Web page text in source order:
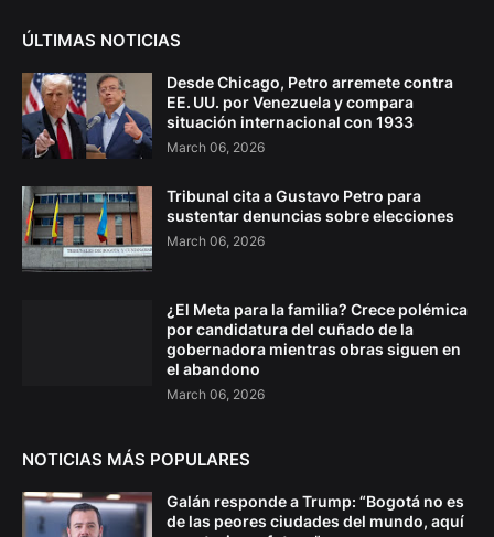
ÚLTIMAS NOTICIAS
Desde Chicago, Petro arremete contra
EE. UU. por Venezuela y compara
situación internacional con 1933
March 06, 2026
Tribunal cita a Gustavo Petro para
sustentar denuncias sobre elecciones
March 06, 2026
¿El Meta para la familia? Crece polémica
por candidatura del cuñado de la
gobernadora mientras obras siguen en
el abandono
March 06, 2026
NOTICIAS MÁS POPULARES
Galán responde a Trump: “Bogotá no es
de las peores ciudades del mundo, aquí